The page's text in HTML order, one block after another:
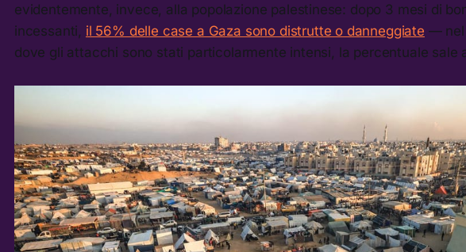
evidentemente, invece, alla popolazione palestinese: dopo 3 mesi di
incessanti, il 56% delle case a Gaza sono distrutte o danneggiate — nel
dove gli attacchi sono stati particolarmente intensi, la percentuale sale